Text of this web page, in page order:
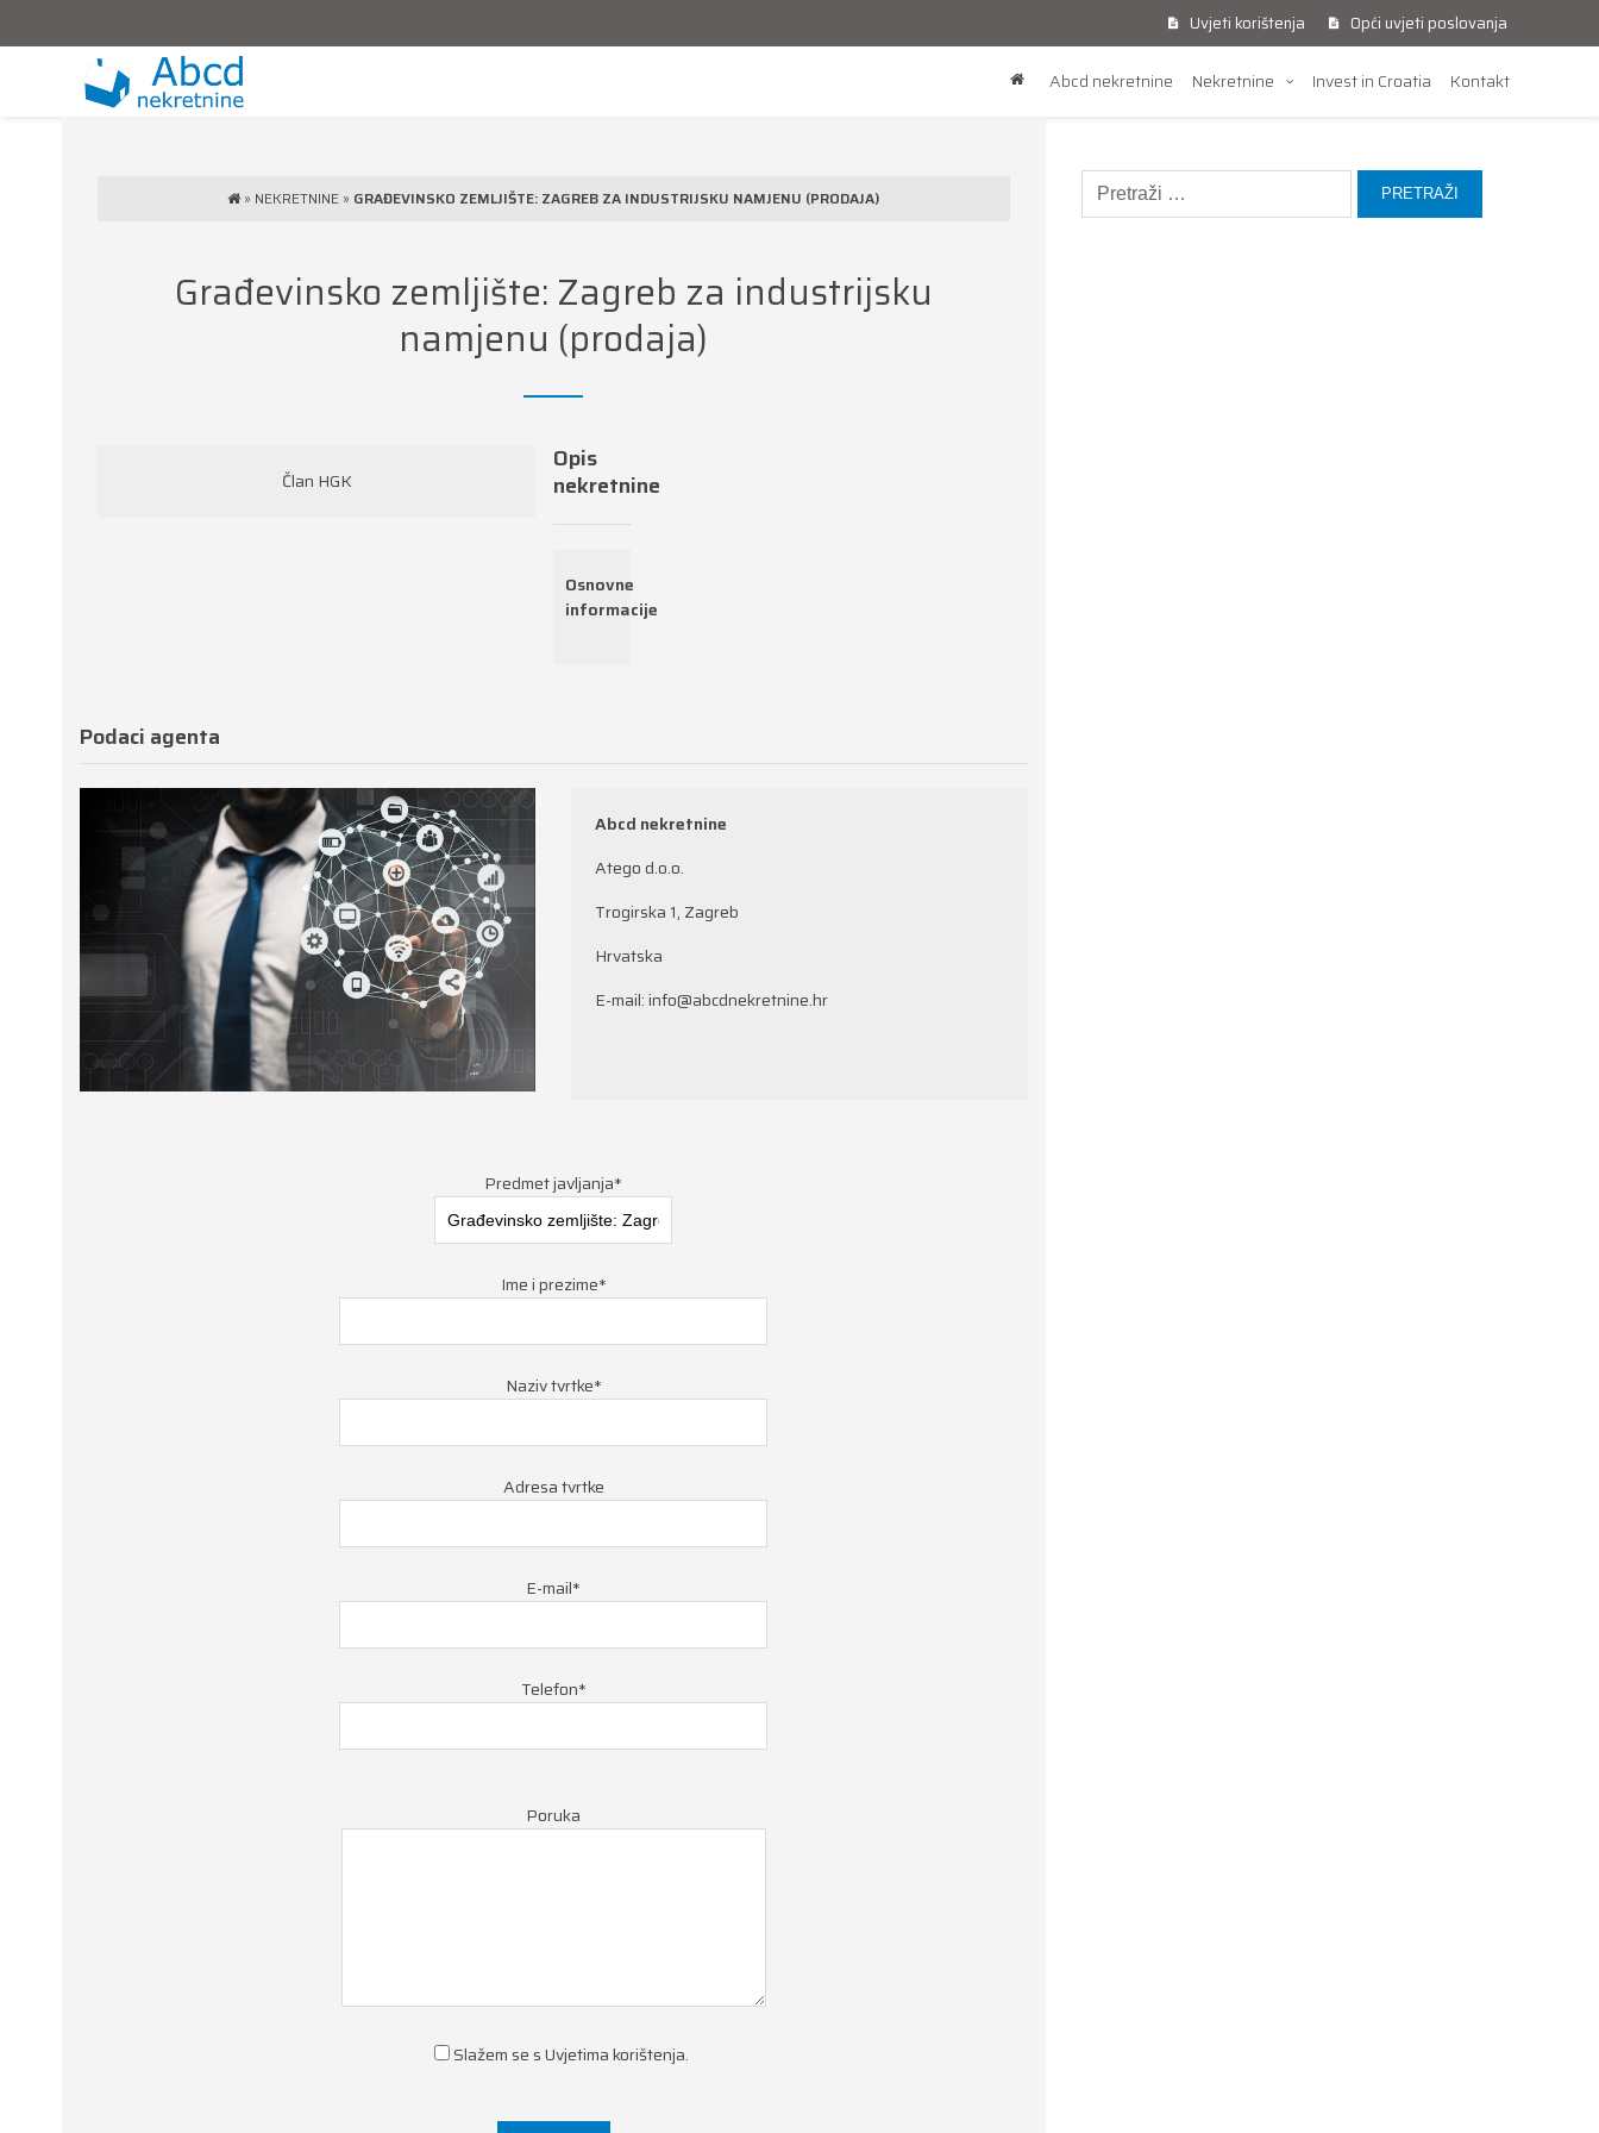
Uvjeti korištenja Opći uvjeti poslovanja
Abcd nekretnine Nekretnine Invest in Croatia Kontakt
» NEKRETNINE » GRAĐEVINSKO ZEMLJIŠTE: ZAGREB ZA INDUSTRIJSKU NAMJENU (PRODAJA)
Građevinsko zemljište: Zagreb za industrijsku
namjenu (prodaja)
Član HGK
Opis
nekretnine
Osnovne
informacije
Podaci agenta
Abcd nekretnine
Atego d.o.o.
Trogirska 1, Zagreb
Hrvatska
E-mail:info@abcdnekretnine.hr
Predmet javljanja*
Ime i prezime*
Naziv tvrtke*
Adresa tvrtke
E-mail*
Telefon*
Poruka
Slažem se sUvjetima korištenja.
Pretraži: